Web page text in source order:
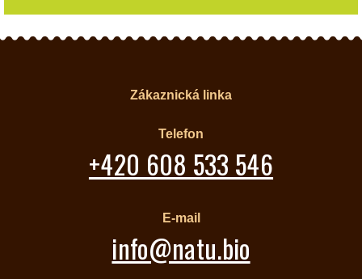
Zákaznická linka
Telefon
+420 608 533 546
E-mail
info@natu.bio